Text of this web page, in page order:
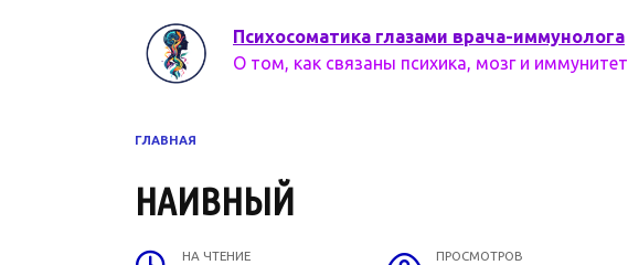
Психосоматика глазами врача-иммунолога
О том, как связаны психика, мозг и иммунитет
ГЛАВНАЯ
НАИВНЫЙ
НА ЧТЕНИЕ ПРОСМОТРОВ